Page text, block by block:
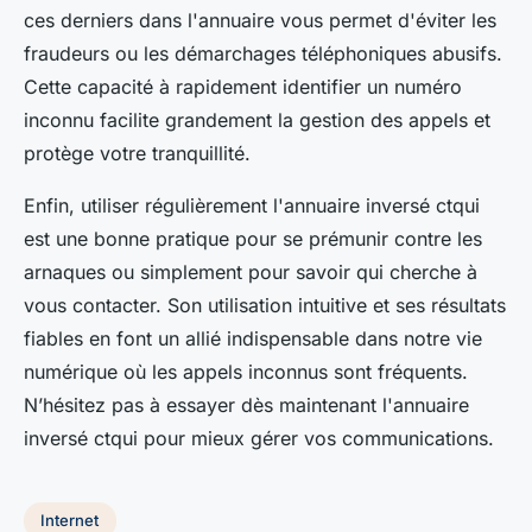
ces derniers dans l'annuaire vous permet d'éviter les
fraudeurs ou les démarchages téléphoniques abusifs.
Cette capacité à rapidement identifier un numéro
inconnu facilite grandement la gestion des appels et
protège votre tranquillité.
Enfin, utiliser régulièrement l'annuaire inversé ctqui
est une bonne pratique pour se prémunir contre les
arnaques ou simplement pour savoir qui cherche à
vous contacter. Son utilisation intuitive et ses résultats
fiables en font un allié indispensable dans notre vie
numérique où les appels inconnus sont fréquents.
N’hésitez pas à essayer dès maintenant l'annuaire
inversé ctqui pour mieux gérer vos communications.
Internet